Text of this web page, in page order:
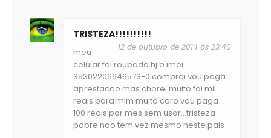
TRISTEZA!!!!!!!!!!
12 de outubro de 2014 às 23:40
meu
celular foi roubado hj o imei
35302206646573-0 comprei vou paga
aprestacao mas chorei muito foi mil
reais para mim muito caro vou paga
100 reais por mes sem usar...tristeza
pobre nao tem vez mesmo neste pais